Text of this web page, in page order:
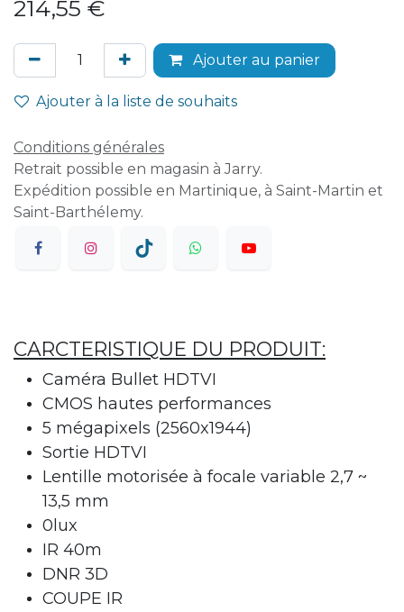
214,55 €
Ajouter au panier
Ajouter à la liste de souhaits
Conditions générales
Retrait possible en magasin à Jarry.
Expédition possible en Martinique, à Saint-Martin et
Saint-Barthélemy.
CARCTERISTIQUE DU PRODUIT:
Caméra Bullet HDTVI
CMOS hautes performances
5 mégapixels (2560x1944)
Sortie HDTVI
Lentille motorisée à focale variable 2,7 ~
13,5 mm
0lux
IR 40m
DNR 3D
COUPE IR